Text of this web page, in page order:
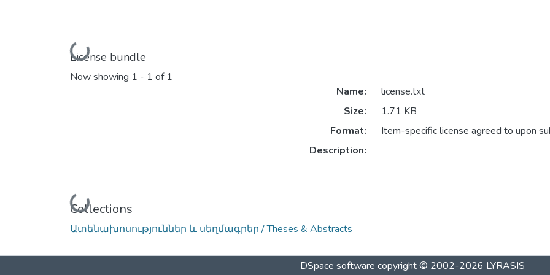
Loading...
License bundle
Now showing 1 - 1 of 1
Loading...
Name:
license.txt
Size:
1.71 KB
Format:
Item-specific license agreed to upon
Description:
Collections
Ատենախոսություններ և սեղմագրեր / Theses & Abstracts
DSpace software copyright © 2002-2026 LYRASIS